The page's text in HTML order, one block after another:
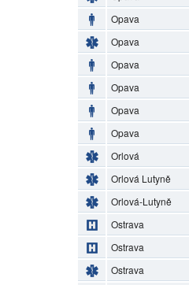
Opava
Opava
Opava
Opava
Opava
Opava
Orlová
Orlová Lutyně
Orlová-Lutyně
Ostrava
Ostrava
Ostrava